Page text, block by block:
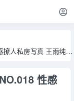
[SLADY猎女神] 2018.02.28 NO.018 性感撩人私房写真 王雨纯Part-II
性感